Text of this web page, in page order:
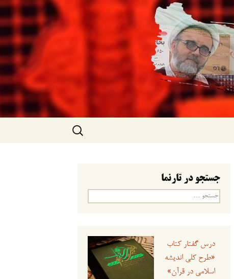
جستجو
برای:
جستجو در تارنما
جستجو
درس گفتار کتاب
«طرح کلی اندیشه
اسلامی در قرآن»